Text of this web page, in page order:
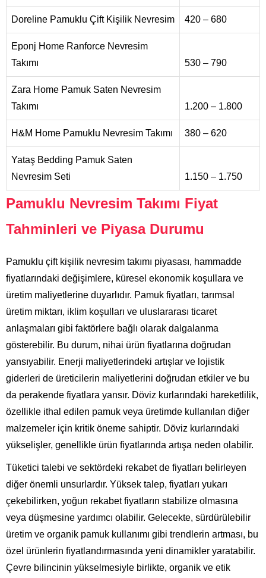
Doreline Pamuklu Çift Kişilik Nevresim 420 – 680
Eponj Home Ranforce Nevresim
Takımı
530 – 790
Zara Home Pamuk Saten Nevresim
Takımı
1.200 – 1.800
H&M Home Pamuklu Nevresim Takımı 380 – 620
Yataş Bedding Pamuk Saten
Nevresim Seti
1.150 – 1.750
Pamuklu Nevresim Takımı Fiyat
Tahminleri ve Piyasa Durumu
Pamuklu çift kişilik nevresim takımı piyasası, hammadde
fiyatlarındaki değişimlere, küresel ekonomik koşullara ve
üretim maliyetlerine duyarlıdır. Pamuk fiyatları, tarımsal
üretim miktarı, iklim koşulları ve uluslararası ticaret
anlaşmaları gibi faktörlere bağlı olarak dalgalanma
gösterebilir. Bu durum, nihai ürün fiyatlarına doğrudan
yansıyabilir. Enerji maliyetlerindeki artışlar ve lojistik
giderleri de üreticilerin maliyetlerini doğrudan etkiler ve bu
da perakende fiyatlara yansır. Döviz kurlarındaki hareketlilik,
özellikle ithal edilen pamuk veya üretimde kullanılan diğer
malzemeler için kritik öneme sahiptir. Döviz kurlarındaki
yükselişler, genellikle ürün fiyatlarında artışa neden olabilir.
Tüketici talebi ve sektördeki rekabet de fiyatları belirleyen
diğer önemli unsurlardır. Yüksek talep, fiyatları yukarı
çekebilirken, yoğun rekabet fiyatların stabilize olmasına
veya düşmesine yardımcı olabilir. Gelecekte, sürdürülebilir
üretim ve organik pamuk kullanımı gibi trendlerin artması, bu
özel ürünlerin fiyatlandırmasında yeni dinamikler yaratabilir.
Çevre bilincinin yükselmesiyle birlikte, organik ve etik